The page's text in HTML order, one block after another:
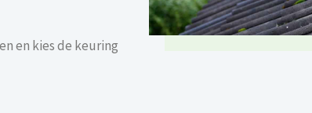
en kies de keuring